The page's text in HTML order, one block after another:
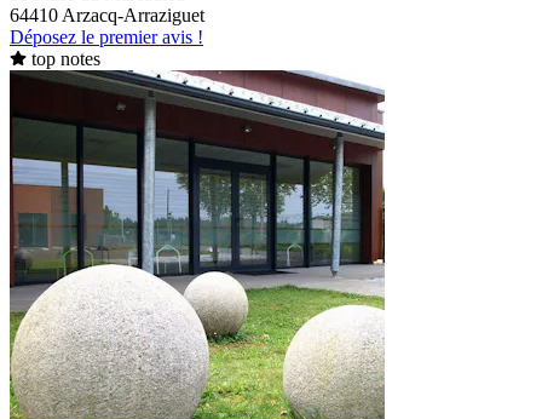
64410 Arzacq-Arraziguet
Déposez le premier avis !
top notes